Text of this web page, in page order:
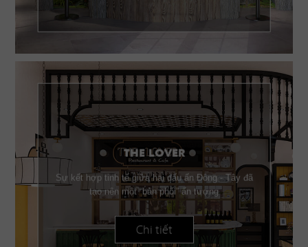
THE LOVER
Sự kết hợp tinh tế giữa hai dấu ấn Đông - Tây đã
tạo nên một “bản phối” ấn tượng
Chi tiết